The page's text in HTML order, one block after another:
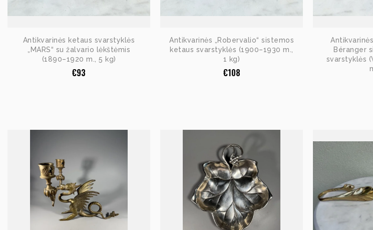
Antikvarinės ketaus svarstyklės
„MARS“ su žalvario lėkštėmis
(1890–1920 m., 5 kg)
€93
Antikvarinės „Robervalio“ sistemos
ketaus svarstyklės (1900–1930 m.,
1 kg)
€108
Béranger
svarstyklės